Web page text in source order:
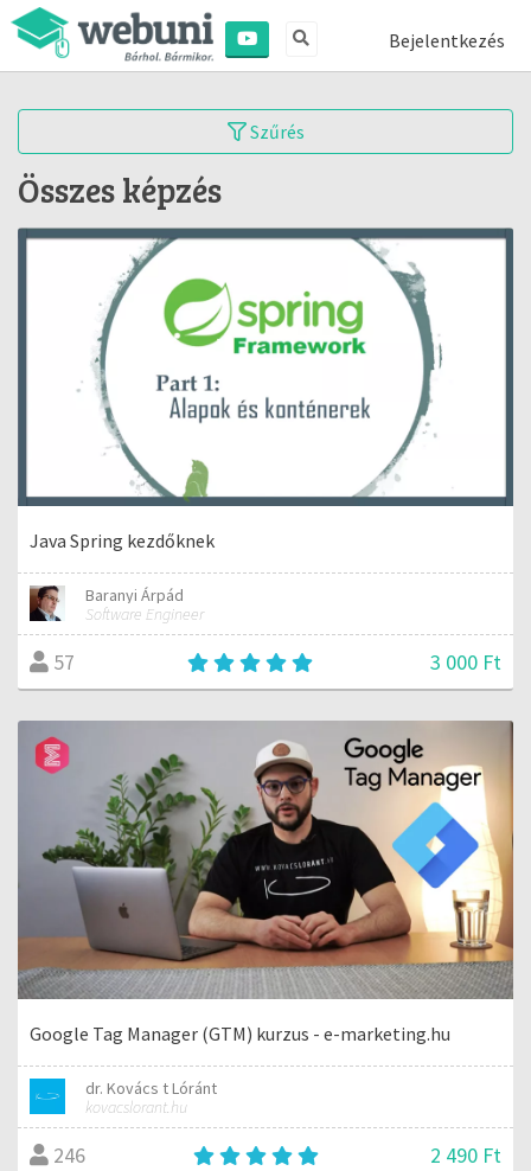
Bejelentkezés
Szűrés
Összes képzés
Java Spring kezdőknek
Baranyi Árpád
Software Engineer
57 3 000 Ft
Google Tag Manager (GTM) kurzus - e-marketing.hu
dr. Kovács t Lóránt
kovacslorant.hu
246 2 490 Ft